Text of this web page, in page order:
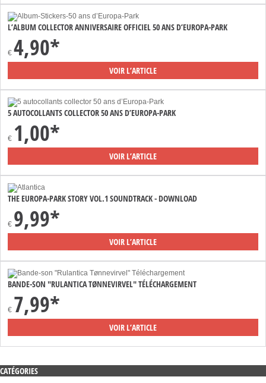
L’ALBUM COLLECTOR ANNIVERSAIRE OFFICIEL 50 ANS D’EUROPA-PARK
€ 4,90*
VOIR L’ARTICLE
5 AUTOCOLLANTS COLLECTOR 50 ANS D’EUROPA-PARK
€ 1,00*
VOIR L’ARTICLE
THE EUROPA-PARK STORY VOL.1 SOUNDTRACK - DOWNLOAD
€ 9,99*
VOIR L’ARTICLE
BANDE-SON "RULANTICA TØNNEVIRVEL" TÉLÉCHARGEMENT
€ 7,99*
VOIR L’ARTICLE
CATÉGORIES